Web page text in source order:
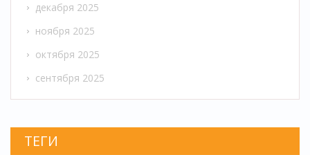
декабря 2025
ноября 2025
октября 2025
сентября 2025
ТЕГИ